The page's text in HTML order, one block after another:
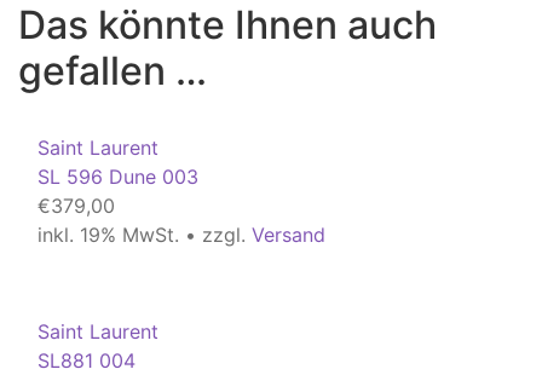
Das könnte Ihnen auch
gefallen …
Saint Laurent
SL 596 Dune 003
€379,00
inkl. 19% MwSt. • zzgl. Versand
Saint Laurent
SL881 004